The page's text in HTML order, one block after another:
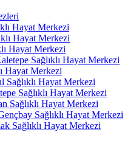
Hayat Merkezi
Hayat Merkezi
Hayat Merkezi
Sağlıklı Hayat Merkezi
Hayat Merkezi
Sağlıklı Hayat Merkezi
Sağlıklı Hayat Merkezi
Sağlıklı Hayat Merkezi
Sağlıklı Hayat Merkezi
Sağlıklı Hayat Merkezi